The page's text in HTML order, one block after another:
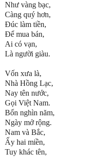
Như vàng bạc,
Càng quý hơn,
Đúc làm tiền,
Để mua bán,
Ai có vạn,
Là người giàu.
Vốn xưa là,
Nhà Hồng Lạc,
Nay tên nước,
Gọi Việt Nam.
Bốn nghìn năm,
Ngày mở rộng.
Nam và Bắc,
Ấy hai miền,
Tuy khác tên,